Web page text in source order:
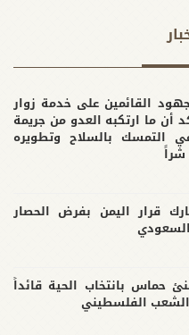
جهود القائمين على خدمة زوار
أن ما ارتكبه العدو من جريمة
التمسك بالسلاح وتطويره
شراً
قرار اليمن بفرض الحصار
السعودي
حماس بانتخاب الحية قائداً
الشعب الفلسطيني